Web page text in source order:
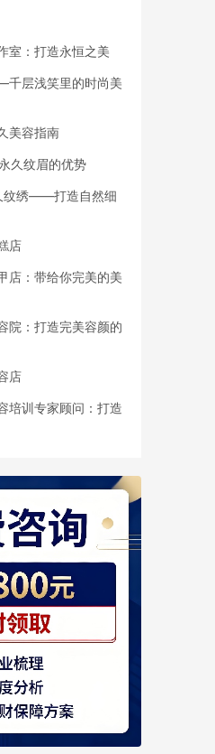
室：打造永恒之美
层浅笑里的时尚美
美容指南
久纹眉的优势
纹绣——打造自然细
店
店：带给你完美的美
院：打造完美容颜的
店
培训专家顾问：打造